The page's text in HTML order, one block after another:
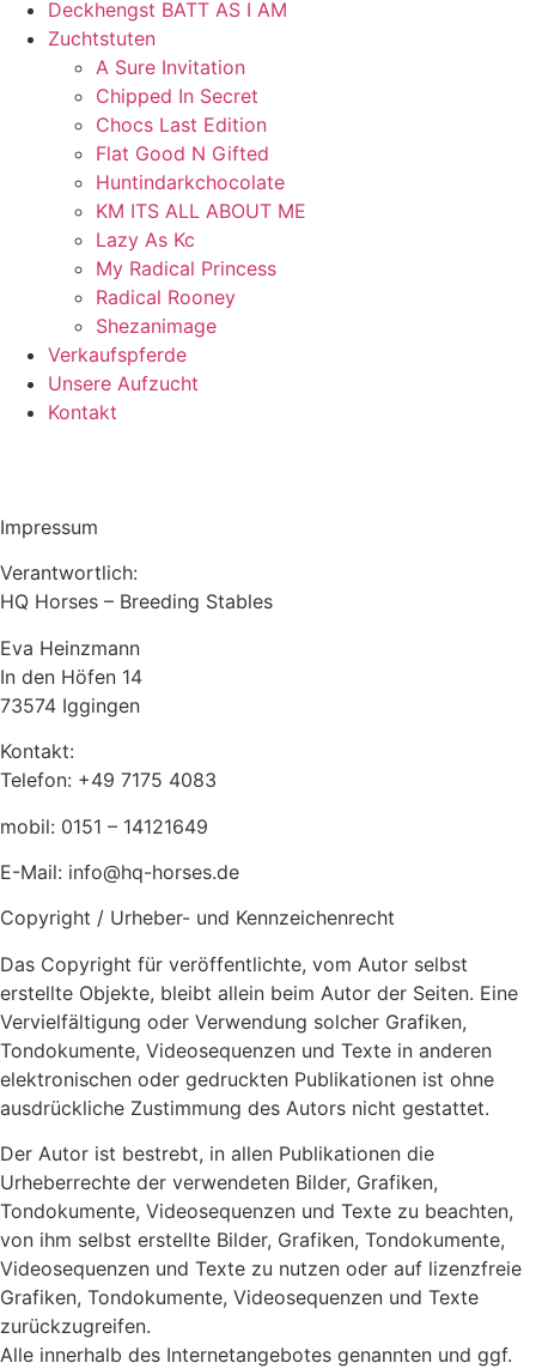
Deckhengst BATT AS I AM
Zuchtstuten
A Sure Invitation
Chipped In Secret
Chocs Last Edition
Flat Good N Gifted
Huntindarkchocolate
KM ITS ALL ABOUT ME
Lazy As Kc
My Radical Princess
Radical Rooney
Shezanimage
Verkaufspferde
Unsere Aufzucht
Kontakt
Impressum
Verantwortlich:
HQ Horses – Breeding Stables
Eva Heinzmann
In den Höfen 14
73574 Iggingen
Kontakt:
Telefon: +49 7175 4083
mobil: 0151 – 14121649
E-Mail: info@hq-horses.de
Copyright / Urheber- und Kennzeichenrecht
Das Copyright für veröffentlichte, vom Autor selbst
erstellte Objekte, bleibt allein beim Autor der Seiten. Eine
Vervielfältigung oder Verwendung solcher Grafiken,
Tondokumente, Videosequenzen und Texte in anderen
elektronischen oder gedruckten Publikationen ist ohne
ausdrückliche Zustimmung des Autors nicht gestattet.
Der Autor ist bestrebt, in allen Publikationen die
Urheberrechte der verwendeten Bilder, Grafiken,
Tondokumente, Videosequenzen und Texte zu beachten,
von ihm selbst erstellte Bilder, Grafiken, Tondokumente,
Videosequenzen und Texte zu nutzen oder auf lizenzfreie
Grafiken, Tondokumente, Videosequenzen und Texte
zurückzugreifen.
Alle innerhalb des Internetangebotes genannten und ggf.